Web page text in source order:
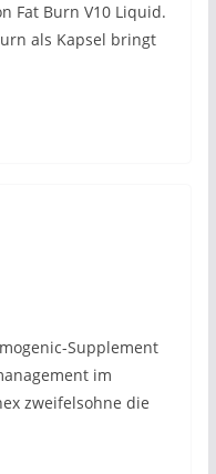
Fat Burn V10 Liquid.
als Kapsel bringt
Supplement
im
zweifelsohne die